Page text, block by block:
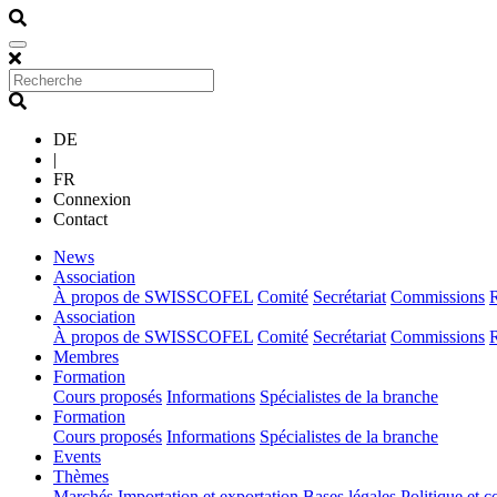
DE
|
FR
Connexion
Contact
News(current)
Association
À propos de SWISSCOFEL Comité Secrétariat Commissions
Association
À propos de SWISSCOFEL Comité Secrétariat Commissions
Membres(current)
Formation
Cours proposés Informations Spécialistes de la branche
Formation
Cours proposés Informations Spécialistes de la branche
Events(current)
Thèmes(current)